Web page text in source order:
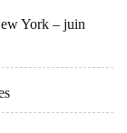
York – juin